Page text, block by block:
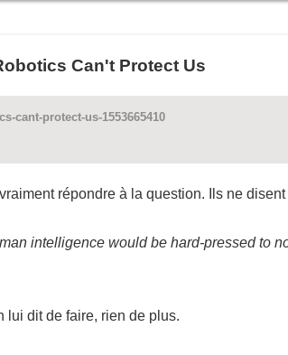
Can't Protect Us
cant-protect-us-1553665410
répondre à la question. Ils ne
intelligence would be hard-pressed to
lui dit de faire, rien de plus.